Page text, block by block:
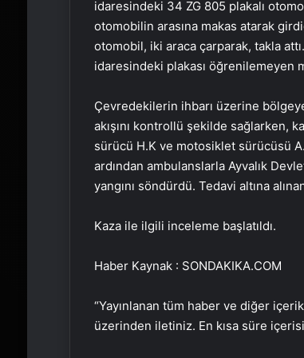
idaresindeki 34 ZG 805 plakalı
otomobilin arasına makas atarak
otomobil, iki araca çarparak, takla
idaresindeki plakası öğrenilemeyen
Çevredekilerin ihbarı üzerine
akışını kontrollü şekilde sağlarken,
sürücü H.K ve motosiklet sürücüsü
ardından ambulanslarla Ayvalık
yangını söndürdü. Tedavi altına
Kaza ile ilgili inceleme başlatıldı.
Haber Kaynak : SONDAKIKA.COM
“Yayınlanan tüm haber ve diğer
üzerinden iletiniz. En kısa süre